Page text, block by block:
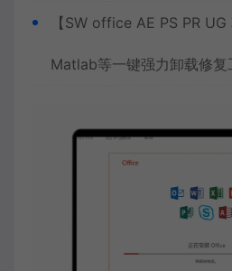
【SW office AE PS PR
Matlab等一键强力卸载修复